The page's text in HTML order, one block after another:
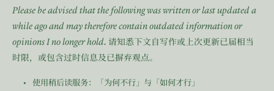
Please be advised that the following was written or last updated a
while ago and may therefore contain outdated information or
opinions I no longer hold. 请知悉下文自写作或上次更新已届相当
时限，或包含过时信息及已摒弃观点。
使用稍后读服务：「为何不行」与「如何才行」